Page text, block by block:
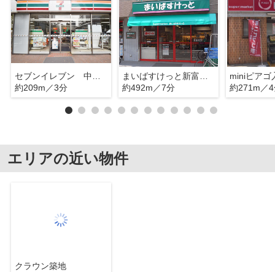
約209m／3分
約492m／7分
約271m／
エリアの近い物件
クラウン築地